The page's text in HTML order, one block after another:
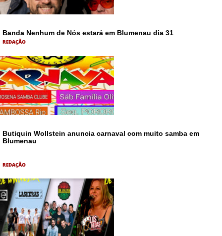
Banda Nenhum de Nós estará em Blumenau dia 31
REDAÇÃO
Butiquin Wollstein anuncia carnaval com muito samba em
Blumenau
REDAÇÃO